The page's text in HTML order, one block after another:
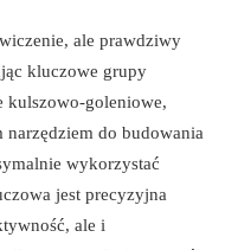
ale prawdziwy
kluczowe grupy
kulszowo-goleniowe,
narzędziem do budowania
wykorzystać
jest precyzyjna
ale i